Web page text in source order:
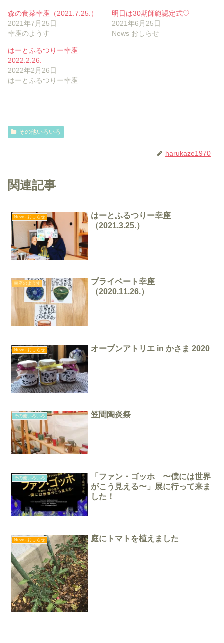
森の食菜幸座（2021.7.25.）
2021年7月25日
幸座のようす
明日は30期師範認定式♡
2021年6月25日
News おしらせ
はーとふるつりー幸座
2022.2.26.
2022年2月26日
はーとふるつりー幸座
その他いろいろ
harukaze1970
関連記事
News おしらせ
はーとふるつりー幸座
（2021.3.25.）
幸座のようす
プライベート幸座
（2020.11.26.）
News おしらせ オープンアトリエ in かさま 2020
その他いろいろ 笠間陶炎祭
その他いろいろ
「ファン・ゴッホ 〜僕には世界
がこう見える〜」展に行って来ま
した！
News おしらせ 庭にトマトを植えました